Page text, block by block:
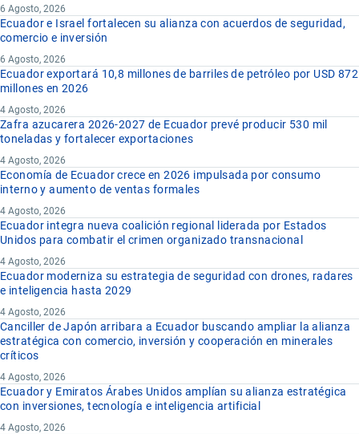
6 Agosto, 2026
Ecuador e Israel fortalecen su alianza con acuerdos de seguridad,
comercio e inversión
6 Agosto, 2026
Ecuador exportará 10,8 millones de barriles de petróleo por USD 872
millones en 2026
4 Agosto, 2026
Zafra azucarera 2026-2027 de Ecuador prevé producir 530 mil
toneladas y fortalecer exportaciones
4 Agosto, 2026
Economía de Ecuador crece en 2026 impulsada por consumo
interno y aumento de ventas formales
4 Agosto, 2026
Ecuador integra nueva coalición regional liderada por Estados
Unidos para combatir el crimen organizado transnacional
4 Agosto, 2026
Ecuador moderniza su estrategia de seguridad con drones, radares
e inteligencia hasta 2029
4 Agosto, 2026
Canciller de Japón arribara a Ecuador buscando ampliar la alianza
estratégica con comercio, inversión y cooperación en minerales
críticos
4 Agosto, 2026
Ecuador y Emiratos Árabes Unidos amplían su alianza estratégica
con inversiones, tecnología e inteligencia artificial
4 Agosto, 2026